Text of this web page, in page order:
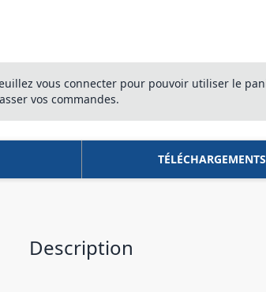
vous connecter pour pouvoir utiliser le
vos commandes.
TÉLÉCHARGEMENTS
Description